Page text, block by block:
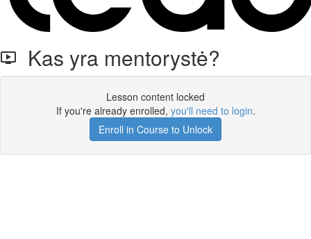
Kas yra mentorystė?
Lesson content locked
If you're already enrolled, you'll need to login.
Enroll in Course to Unlock